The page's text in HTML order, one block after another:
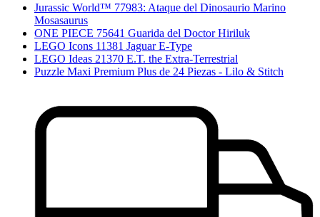
Jurassic World™ 77983: Ataque del Dinosaurio Marino
Mosasaurus
ONE PIECE 75641 Guarida del Doctor Hiriluk
LEGO Icons 11381 Jaguar E-Type
LEGO Ideas 21370 E.T. the Extra-Terrestrial
Puzzle Maxi Premium Plus de 24 Piezas - Lilo & Stitch